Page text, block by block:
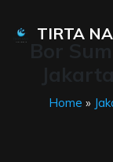
TIRTA
Home »